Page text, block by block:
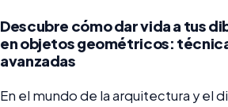
Descubre cómo dar vida a tus
en objetos geométricos:
avanzadas
En el mundo de la arquitectura y el